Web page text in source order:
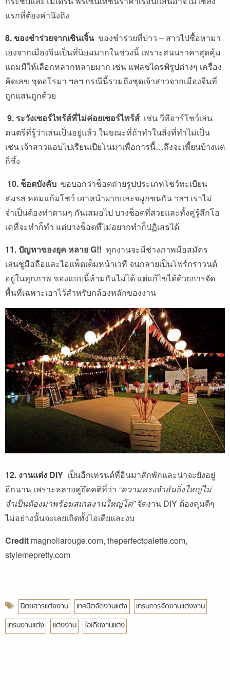
แรกที่ต้องคำนึงถึง
8. ของชำร่วยจากเซินเจิ้น ของชำร่วยที่บ่าว – สาวไปซื้อหามา
เองจากเมืองจีนเป็นที่นิยมมากในช่วงนี้ เพราะสนนราคาสุดคุ้ม
แถมมีให้เลือกหลากหลายมาก เช่น แฟลชไดรฟ์รูปต่างๆ เครื่อง
คิดเลข ชุดอโรมา ฯลฯ กรณีนี้รวมถึงชุดเจ้าสาวจากเมืองจีนที่
ถูกแสนถูกด้วย
9. ระวังเซอร์ไพร้ส์ที่ไม่ค่อยเซอร์ไพร้ส์ เช่น วีทีอาร์โชว์เล่น
ดนตรีที่รู้ว่าเล่นเป็นอยู่แล้ว ในขณะที่ถ้าทำในสิ่งที่ทำไม่เป็น
เช่น เจ้าสาวแอบไปเรียนเปียโนมาเพื่อการนี้…ถึงจะเพี้ยนบ้างแต่
ก็ซึ้ง
10. ช็อตบังคับ ขอบอกว่าช็อตถ่ายรูปประเภทโชว์ทะเบียน
สมรส หอมแก้มโชว์ เอาหน้าผากและจมูกชนกัน ฯลฯ เราไม่
จำเป็นต้องทำตามๆ กันเสมอไป บางช็อตที่สวยและทั้งคู่รู้สึกโอ
เคที่จะทำก็ทำ แต่บางช็อตที่ไม่อยากทำก็ปฏิเสธได้
11. ปัญหาของยุค หลาย G!! ทุกงานจะมีช่างภาพมือสมัคร
เล่นชูมือถือและไอแพ็ดเต็มหน้าเวที จนกลายเป็นโฟร์กราวนด์
อยู่ในทุกภาพ ของแบบนี้ห้ามกันไม่ได้ แต่แก้ไขได้ด้วยการจัด
พื้นที่เฉพาะเอาไว้สำหรับกล้องหลักของงาน
12. งานแต่ง DIY เป็นอีกเทรนด์ที่อินมาสักพักและน่าจะยังอยู่
อีกนาน เพราะหลายคู่ยึดคติที่ว่า “ความทรงจำอันยิ่งใหญ่ไม่
จำเป็นต้องมาพร้อมสเกลงานใหญ่โต”จัดงาน DIY ต้องคุมดีๆ
ไม่อย่างนั้นจะเลยเถิดทั้งไอเดียและงบ
Credit magnoliarouge.com, theperfectpalette.com,
stylemepretty.com
นิตยสารแต่งงาน เทคนิตจัดงานแต่ง
เทรนการจัดงานแต่งงาน
เทรนงานแต่ง
แต่งงาน ไอเดียงานแต่ง